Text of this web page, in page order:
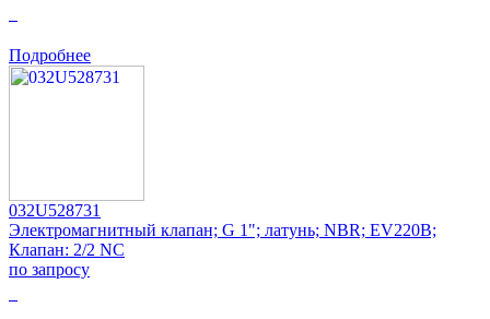
Подробнее
032U528731
Электромагнитный клапан; G 1"; латунь; NBR; EV220B;
Клапан: 2/2 NC
по запросу